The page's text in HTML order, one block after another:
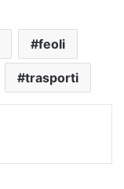
feoli
trasporti